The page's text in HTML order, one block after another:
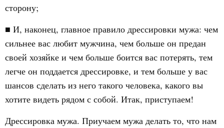
сторону;
■ И, наконец, главное правило дрессировки мужа: чем
сильнее вас любит мужчина, чем больше он предан
своей хозяйке и чем больше боится вас потерять, тем
легче он поддается дрессировке, и тем больше у вас
шансов сделать из него такого человека, какого вы
хотите видеть рядом с собой. Итак, приступаем!
Дрессировка мужа. Приучаем мужа делать то, что нам